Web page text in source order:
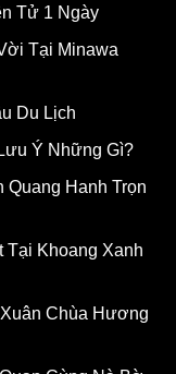
Tử 1 Ngày
Tại Minawa
Du Lịch
Ý Những Gì?
Quang Hanh Trọn
Khoang Xanh
Chùa Hương